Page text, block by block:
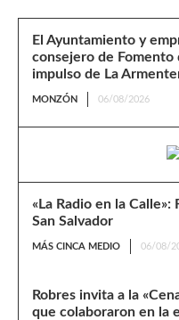
El Ayuntamiento y
consejero de Fomento
impulso de La
MONZÓN 06/08/2026
«La Radio en la
San Salvador
MÁS CINCA MEDIO 06/08/
Robres invita a la
que colaboraron en la